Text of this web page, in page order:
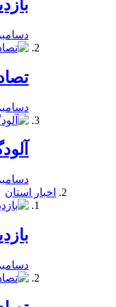
دسامبر 24,
دسامبر 24,
دسامبر 24,
اخبار استان
دسامبر 24,